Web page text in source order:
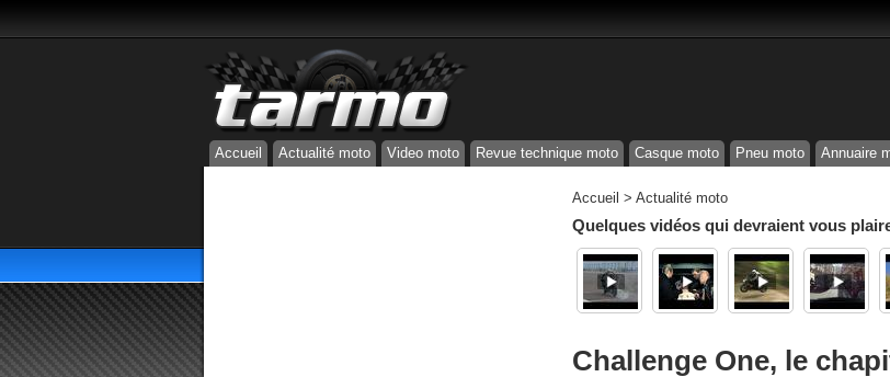
Accueil Actualité moto Video moto Revue technique moto Casque moto Pneu moto Annuaire
Accueil > Actualité moto
Quelques vidéos qui devraient vous
Challenge One, le